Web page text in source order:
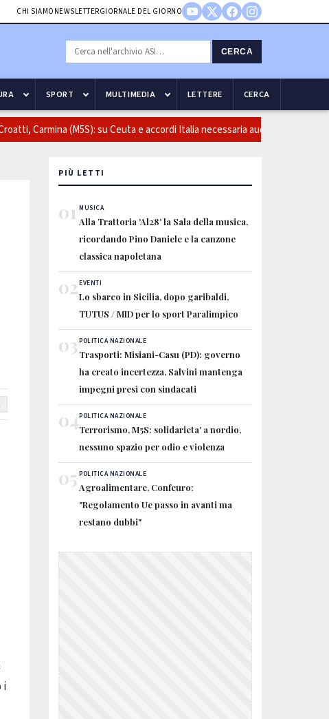
CHI SIAMO NEWSLETTERGIORNALE DEL GIORNO
CERCA
SPORT MULTIMEDIA LETTERE CERCA
Carmina (M5S): su Ceuta e accordi Italia necessaria audizione del
i
PIÙ LETTI
01 MUSICA
Alla Trattoria 'Al28' la Sala della musica,
ricordando Pino Daniele e la canzone
classica napoletana
02EVENTI
Lo sbarco in Sicilia, dopo garibaldi,
TUTUS / MID per lo sport Paralimpico
03POLITICA NAZIONALE
Trasporti: Misiani-Casu (PD): governo
ha creato incertezza, Salvini mantenga
impegni presi con sindacati
04POLITICA NAZIONALE
Terrorismo, M5S: solidarieta' a nordio,
nessuno spazio per odio e violenza
05 POLITICA NAZIONALE
Agroalimentare, Confeuro:
"Regolamento Ue passo in avanti ma
restano dubbi"